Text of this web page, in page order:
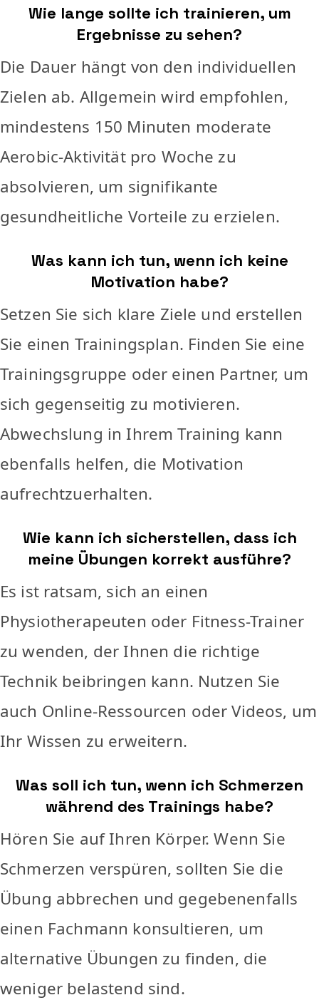
Wie lange sollte ich trainieren, um
Ergebnisse zu sehen?
Die Dauer hängt von den individuellen
Zielen ab. Allgemein wird empfohlen,
mindestens 150 Minuten moderate
Aerobic-Aktivität pro Woche zu
absolvieren, um signifikante
gesundheitliche Vorteile zu erzielen.
Was kann ich tun, wenn ich keine
Motivation habe?
Setzen Sie sich klare Ziele und erstellen
Sie einen Trainingsplan. Finden Sie eine
Trainingsgruppe oder einen Partner, um
sich gegenseitig zu motivieren.
Abwechslung in Ihrem Training kann
ebenfalls helfen, die Motivation
aufrechtzuerhalten.
Wie kann ich sicherstellen, dass ich
meine Übungen korrekt ausführe?
Es ist ratsam, sich an einen
Physiotherapeuten oder Fitness-Trainer
zu wenden, der Ihnen die richtige
Technik beibringen kann. Nutzen Sie
auch Online-Ressourcen oder Videos, um
Ihr Wissen zu erweitern.
Was soll ich tun, wenn ich Schmerzen
während des Trainings habe?
Hören Sie auf Ihren Körper. Wenn Sie
Schmerzen verspüren, sollten Sie die
Übung abbrechen und gegebenenfalls
einen Fachmann konsultieren, um
alternative Übungen zu finden, die
weniger belastend sind.